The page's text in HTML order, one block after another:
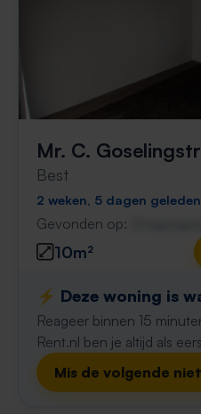
Mr. C.
Best
2 weken, 5 dagen
Gevonden op:
10m²
⚡️ Deze woning is
Reageer binnen 15
Rent.nl ben je altijd als
Mis de volgende